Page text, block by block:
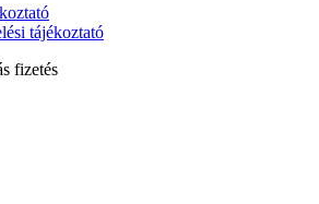
tájékoztató
fizetés